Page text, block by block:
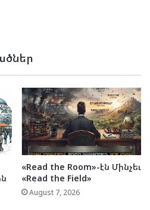
«Read the Room»-էն Մինչեւ
«Read the Field»
August 7, 2026